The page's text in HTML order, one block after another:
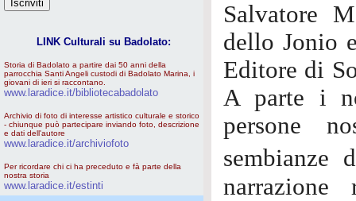
LINK Culturali su Badolato:
Storia di Badolato a partire dai 50 anni della
parrocchia Santi Angeli custodi di Badolato Marina, i
giovani di ieri si raccontano.
www.laradice.it/bibliotecabadolato
Archivio di foto di interesse artistico culturale e storico
- chiunque può partecipare inviando foto, descrizione
e dati dell'autore
www.laradice.it/archiviofoto
Per ricordare chi ci ha preceduto e fà parte della
nostra storia
www.laradice.it/estinti
Salvatore
dello Jonio
Editore di
A parte i
persone